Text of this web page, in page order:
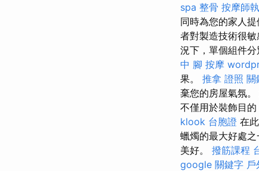
spa 整骨 按摩師
同時為您的家人
者對製造技術很
況下，單個組件
中 腳 按摩
果。 推拿 證照 關
棄您的房屋氣氛
不僅用於裝飾目
klook 台胞證 在
蠟燭的最大好處
美好。 撥筋課程
google 關鍵字 戶